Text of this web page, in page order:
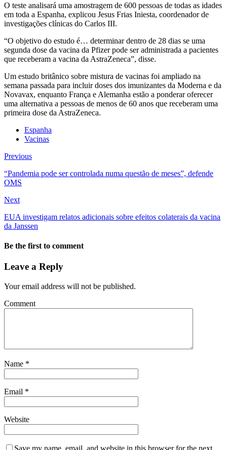
O teste analisará uma amostragem de 600 pessoas de todas as idades
em toda a Espanha, explicou Jesus Frias Iniesta, coordenador de
investigações clínicas do Carlos III.
“O objetivo do estudo é… determinar dentro de 28 dias se uma
segunda dose da vacina da Pfizer pode ser administrada a pacientes
que receberam a vacina da AstraZeneca”, disse.
Um estudo britânico sobre mistura de vacinas foi ampliado na
semana passada para incluir doses dos imunizantes da Moderna e da
Novavax, enquanto França e Alemanha estão a ponderar oferecer
uma alternativa a pessoas de menos de 60 anos que receberam uma
primeira dose da AstraZeneca.
Espanha
Vacinas
Previous
“Pandemia pode ser controlada numa questão de meses”, defende
OMS
Next
EUA investigam relatos adicionais sobre efeitos colaterais da vacina
da Janssen
Be the first to comment
Leave a Reply
Your email address will not be published.
Comment
Name *
Email *
Website
Save my name, email, and website in this browser for the next